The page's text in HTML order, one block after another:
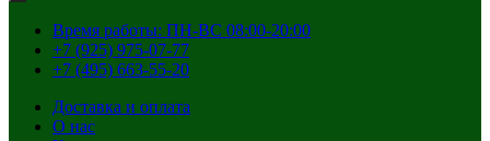
Время работы: ПН-ВС 08:00-20:00
+7 (925) 975-07-77
+7 (495) 663-55-20
Доставка и оплата
О нас